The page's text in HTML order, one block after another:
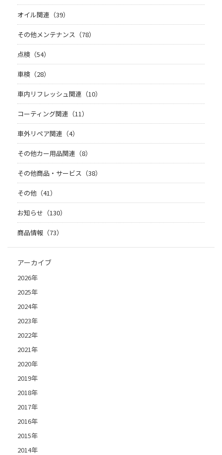
オイル関連（39）
その他メンテナンス（78）
点検（54）
車検（28）
車内リフレッシュ関連（10）
コーティング関連（11）
車外リペア関連（4）
その他カー用品関連（8）
その他商品・サービス（38）
その他（41）
お知らせ（130）
商品情報（73）
アーカイブ
2026年
2025年
2024年
2023年
2022年
2021年
2020年
2019年
2018年
2017年
2016年
2015年
2014年